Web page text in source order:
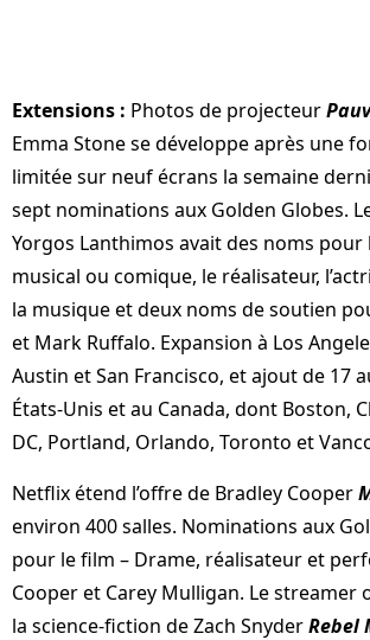
Extensions : Photos de projecteur
Emma Stone se développe après une
limitée sur neuf écrans la semaine
sept nominations aux Golden Globes.
Yorgos Lanthimos avait des noms
musical ou comique, le réalisateur,
la musique et deux noms de soutien
et Mark Ruffalo. Expansion à Los
Austin et San Francisco, et ajout de 17
États-Unis et au Canada, dont Boston,
DC, Portland, Orlando, Toronto et
Netflix étend l’offre de Bradley Cooper
environ 400 salles. Nominations aux
pour le film – Drame, réalisateur et
Cooper et Carey Mulligan. Le streamer
la science-fiction de Zach SnyderRebel